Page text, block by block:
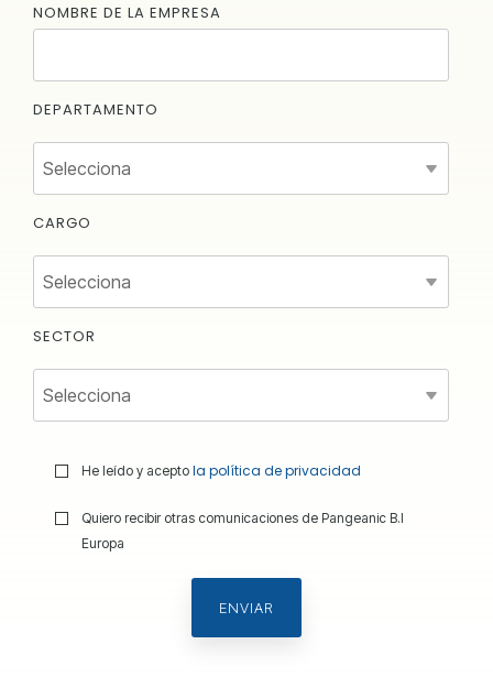
NOMBRE DE LA EMPRESA
DEPARTAMENTO
CARGO
SECTOR
He leído y acepto la política de privacidad
Quiero recibir otras comunicaciones de Pangeanic B.I
Europa